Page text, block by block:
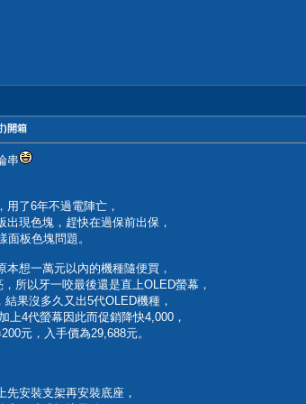
)開箱
串
用了6年不過電陣亡，
現色塊，趕快在過保前出保，
板色塊問題。
想一萬元以內的機種隨便買，
所以牙一咬最後還是直上OLED螢幕，
果沒多久又出5代OLED機種，
上4代螢幕因此而促銷降快4,000，
元，入手價為29,688元。
先安裝支架再安裝底座，